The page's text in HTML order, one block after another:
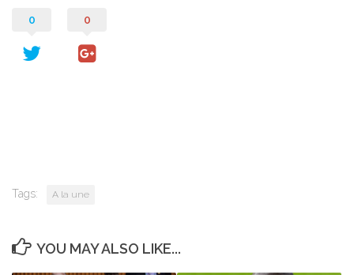
0 0
Tags: A la une
YOU MAY ALSO LIKE...